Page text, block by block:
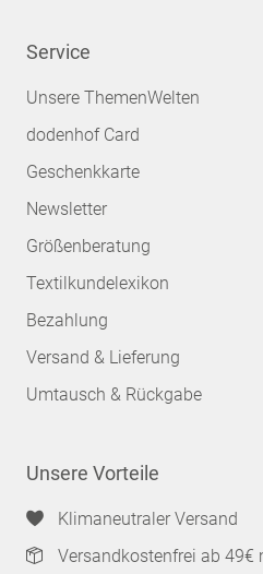
Service
Unsere ThemenWelten
dodenhof Card
Geschenkkarte
Newsletter
Größenberatung
Textilkundelexikon
Bezahlung
Versand & Lieferung
Umtausch & Rückgabe
Unsere Vorteile
Klimaneutraler Versand
Versandkostenfrei ab 49€